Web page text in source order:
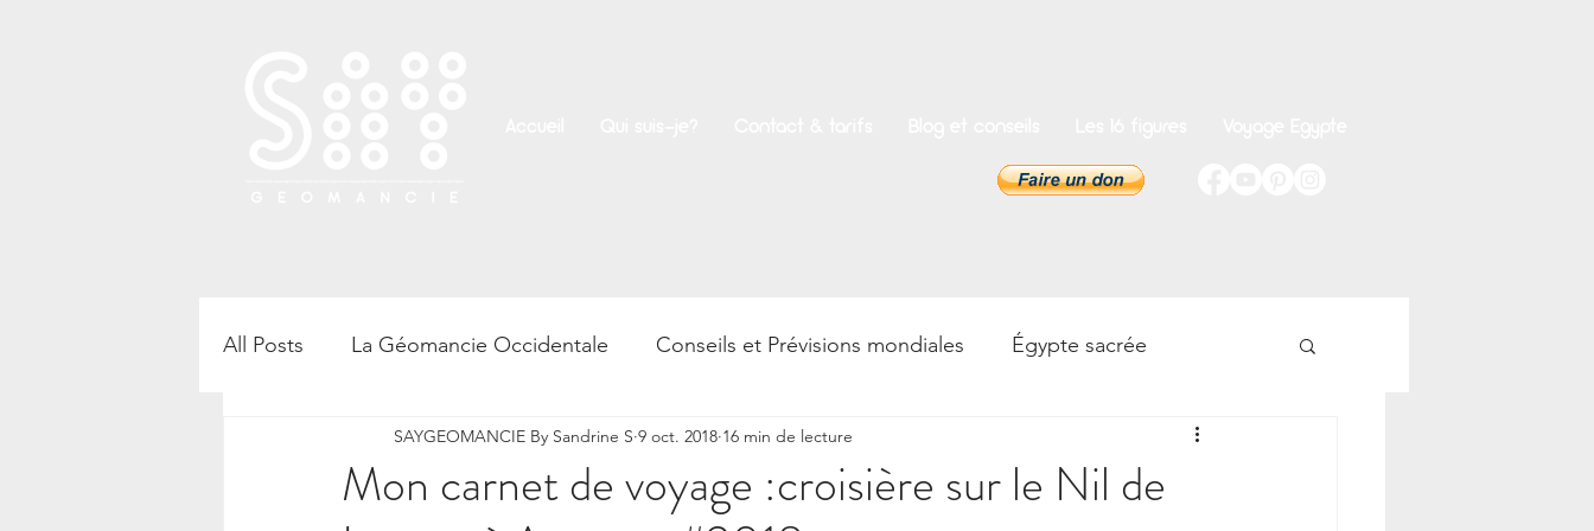
All Posts La Géomancie Occidentale Conseils et Prévisions mondiales Égypte sacrée
Rencontre, atelier et conférences Bien-être Psycho & Développement personnel
Mon carnet de voyage :croisière sur le Nil de
SAYGEOMANCIE By Sandrine S 9 oct. 2018 16 min de lecture